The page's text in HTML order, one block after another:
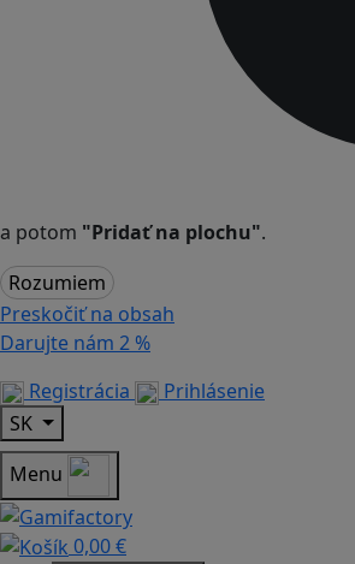
a potom "Pridať na plochu".
Rozumiem
Preskočiť na obsah
Darujte nám 2 %
Registrácia
Prihlásenie
SK
Menu
0,00 €